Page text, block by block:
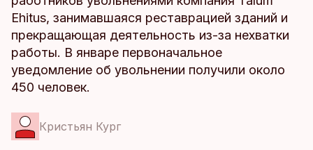
Ehitus, занимавшаяся реставрацией зданий и
прекращающая деятельность из-за нехватки
работы. В январе первоначальное
уведомление об увольнении получили около
450 человек.
Кристьян Кург